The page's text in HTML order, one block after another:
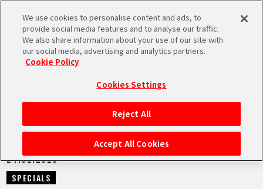
MEN
STARTSEITE
NEUES
NEUES
24.02.2023
SPECIALS
We use cookies to personalise content and ads, to
provide social media features and to analyse our traffic.
We also share information about your use of our site with
our social media, advertising and analytics partners.
Cookie Policy
Cookies Settings
Reject All
Accept All Cookies